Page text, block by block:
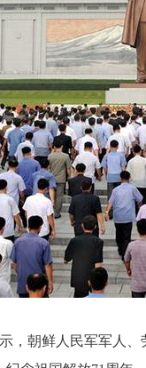
朝鲜人民军军人、